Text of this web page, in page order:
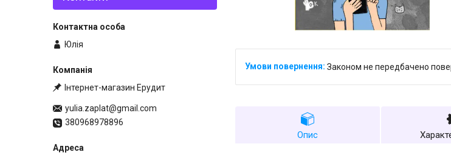
Законом не передбачено
Опис
Юлія
Інтернет-магазин Ерудит
yulia.zaplat@gmail.com
380968978896